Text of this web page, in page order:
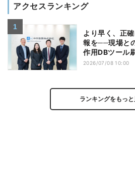
アクセスランキング
より早く、正
報を──現場と
作用DBツール
2026/07/08 10:00
ランキングをもっと